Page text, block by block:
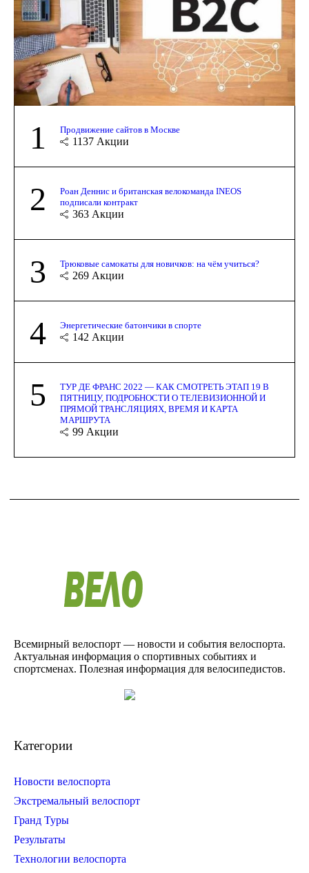
1 Продвижение сайтов в Москве
1137 Акции
2
Роан Деннис и британская велокоманда INEOS
подписали контракт
363 Акции
3 Трюковые самокаты для новичков: на чём учиться?
269 Акции
4 Энергетические батончики в спорте
142 Акции
5
ТУР ДЕ ФРАНС 2022 — КАК СМОТРЕТЬ ЭТАП 19 В
ПЯТНИЦУ, ПОДРОБНОСТИ О ТЕЛЕВИЗИОННОЙ И
ПРЯМОЙ ТРАНСЛЯЦИЯХ, ВРЕМЯ И КАРТА
МАРШРУТА
99 Акции
Всемирный велоспорт — новости и события велоспорта.
Актуальная информация о спортивных событиях и
спортсменах. Полезная информация для велосипедистов.
Категории
Новости велоспорта
Экстремальный велоспорт
Гранд Туры
Результаты
Технологии велоспорта